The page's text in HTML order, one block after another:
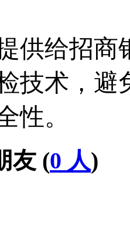
供给招商
技术，避
性。
友 (0 人)